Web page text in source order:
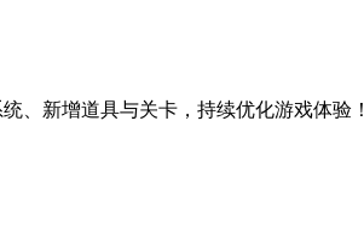
、新增道具与关卡，持续优化游戏体验！